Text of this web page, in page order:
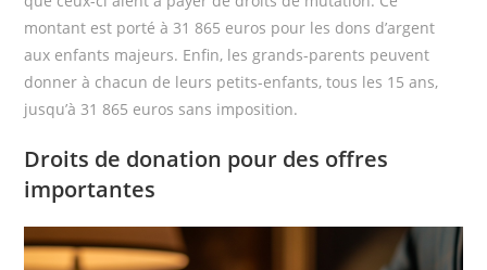
montant est porté à 31 865 euros pour les dons d’argent
aux enfants majeurs. Enfin, les grands-parents peuvent
donner à chacun de leurs petits-enfants, tous les 15 ans,
jusqu’à 31 865 euros sans imposition.
Droits de donation pour des offres
importantes